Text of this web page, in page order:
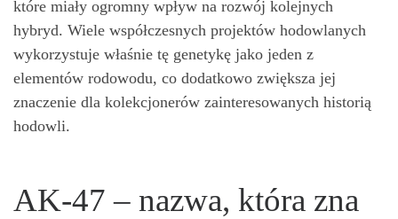
które miały ogromny wpływ na rozwój kolejnych
hybryd. Wiele współczesnych projektów hodowlanych
wykorzystuje właśnie tę genetykę jako jeden z
elementów rodowodu, co dodatkowo zwiększa jej
znaczenie dla kolekcjonerów zainteresowanych historią
hodowli.
AK-47 – nazwa, która zna